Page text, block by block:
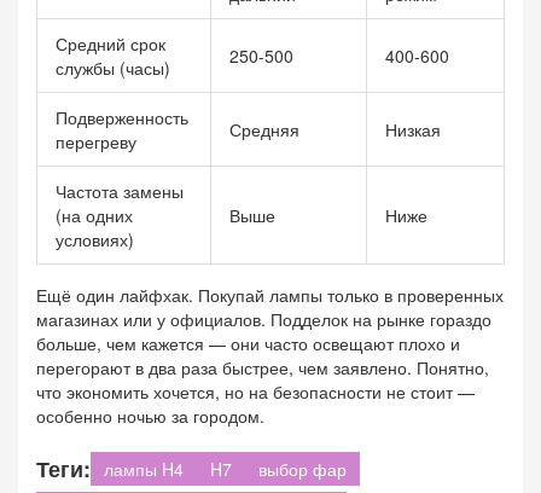
Средний срок
службы (часы)
250-500 400-600
Подверженность
перегреву
Средняя Низкая
Частота замены
(на одних
условиях)
Выше Ниже
Ещё один лайфхак. Покупай лампы только в проверенных
магазинах или у официалов. Подделок на рынке гораздо
больше, чем кажется — они часто освещают плохо и
перегорают в два раза быстрее, чем заявлено. Понятно,
что экономить хочется, но на безопасности не стоит —
особенно ночью за городом.
Теги: лампы H4 H7
выбор фар